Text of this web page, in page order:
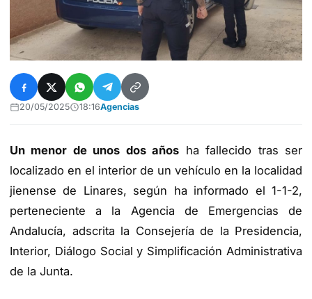
20/05/2025 18:16Agencias
Un menor de unos dos años ha fallecido tras ser
localizado en el interior de un vehículo en la localidad
jienense de Linares, según ha informado el 1-1-2,
perteneciente a la Agencia de Emergencias de
Andalucía, adscrita la Consejería de la Presidencia,
Interior, Diálogo Social y Simplificación Administrativa
de la Junta.